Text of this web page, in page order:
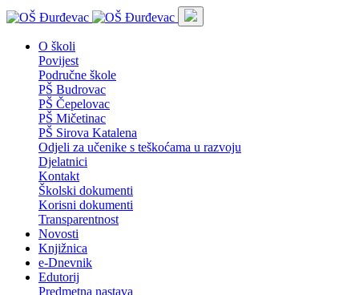
O školi
Povijest
Područne škole
PŠ Budrovac
PŠ Čepelovac
PŠ Mičetinac
PŠ Sirova Katalena
Odjeli za učenike s teškoćama u razvoju
Djelatnici
Kontakt
Školski dokumenti
Korisni dokumenti
Transparentnost
Novosti
Knjižnica
e-Dnevnik
Edutorij
Predmetna nastava